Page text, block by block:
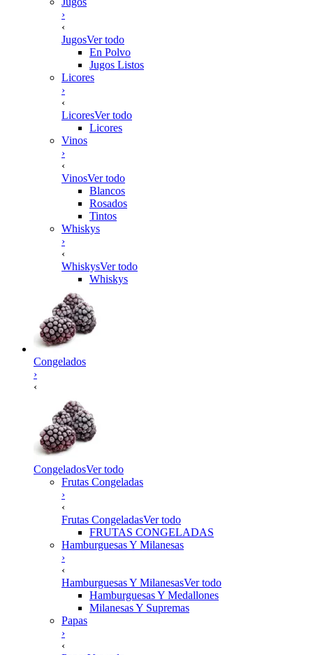
›
‹
JugosVer todo
En Polvo
Jugos Listos
Licores
›
‹
LicoresVer todo
Licores
Vinos
›
‹
VinosVer todo
Blancos
Rosados
Tintos
Whiskys
›
‹
WhiskysVer todo
Whiskys
Congelados
›
‹
CongeladosVer todo
Frutas Congeladas
›
‹
Frutas CongeladasVer todo
FRUTAS CONGELADAS
Hamburguesas Y Milanesas
›
‹
Hamburguesas Y MilanesasVer todo
Hamburguesas Y Medallones
Milanesas Y Supremas
Papas
›
‹